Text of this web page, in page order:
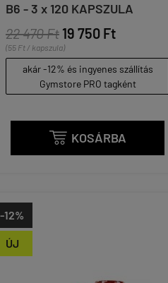
B6 - 3 x 120 KAPSZULA
22 470 Ft 19 750 Ft
(55 Ft / kapszula)
akár -12% és ingyenes szállítás
Gymstore PRO tagként
 KOSÁRBA
ÚJ
-12%